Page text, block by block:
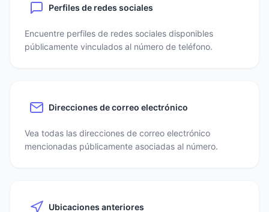
Perfiles de redes sociales
Encuentre perfiles de redes sociales disponibles
públicamente vinculados al número de teléfono.
Direcciones de correo electrónico
Vea todas las direcciones de correo electrónico
mencionadas públicamente asociadas al número.
Ubicaciones anteriores